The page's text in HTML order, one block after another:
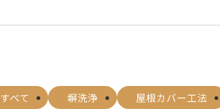
すべて 塀洗浄 屋根カバー工法